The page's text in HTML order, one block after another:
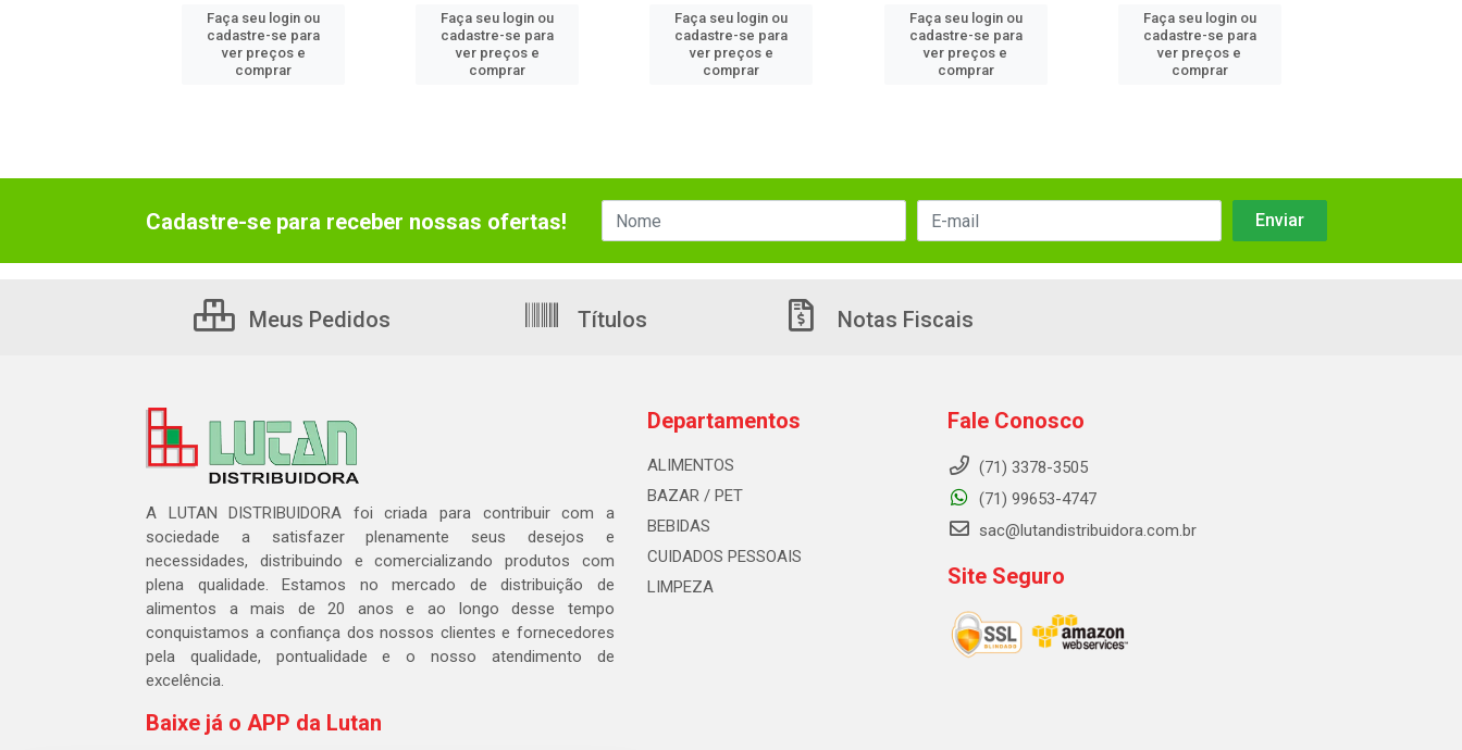
Faça seu login ou
cadastre-se para
ver preços e
comprar
Faça seu login ou
cadastre-se para
ver preços e
comprar
Faça seu login ou
cadastre-se para
ver preços e
comprar
Faça seu login ou
cadastre-se para
ver preços e
comprar
Faça seu login ou
cadastre-se para
ver preços e
comprar
Cadastre-se para receber nossas ofertas!
Meus Pedidos Títulos Notas Fiscais
A LUTAN DISTRIBUIDORA foi criada para contribuir com a
sociedade a satisfazer plenamente seus desejos e
necessidades, distribuindo e comercializando produtos com
plena qualidade. Estamos no mercado de distribuição de
alimentos a mais de 20 anos e ao longo desse tempo
conquistamos a confiança dos nossos clientes e fornecedores
pela qualidade, pontualidade e o nosso atendimento de
excelência.
Baixe já o APP da Lutan
Departamentos
ALIMENTOS
BAZAR / PET
BEBIDAS
CUIDADOS PESSOAIS
LIMPEZA
Fale Conosco
(71) 3378-3505
(71) 99653-4747
sac@lutandistribuidora.com.br
Site Seguro